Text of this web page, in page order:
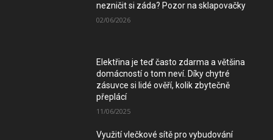
nezničit si záda? Pozor na sklapovačky
02/06/2026
Elektřina je teď často zdarma a většina
domácností o tom neví. Díky chytré
zásuvce si lidé ověří, kolik zbytečně
přeplácí
11/06/2025
Využití vlečkové sítě pro vybudování